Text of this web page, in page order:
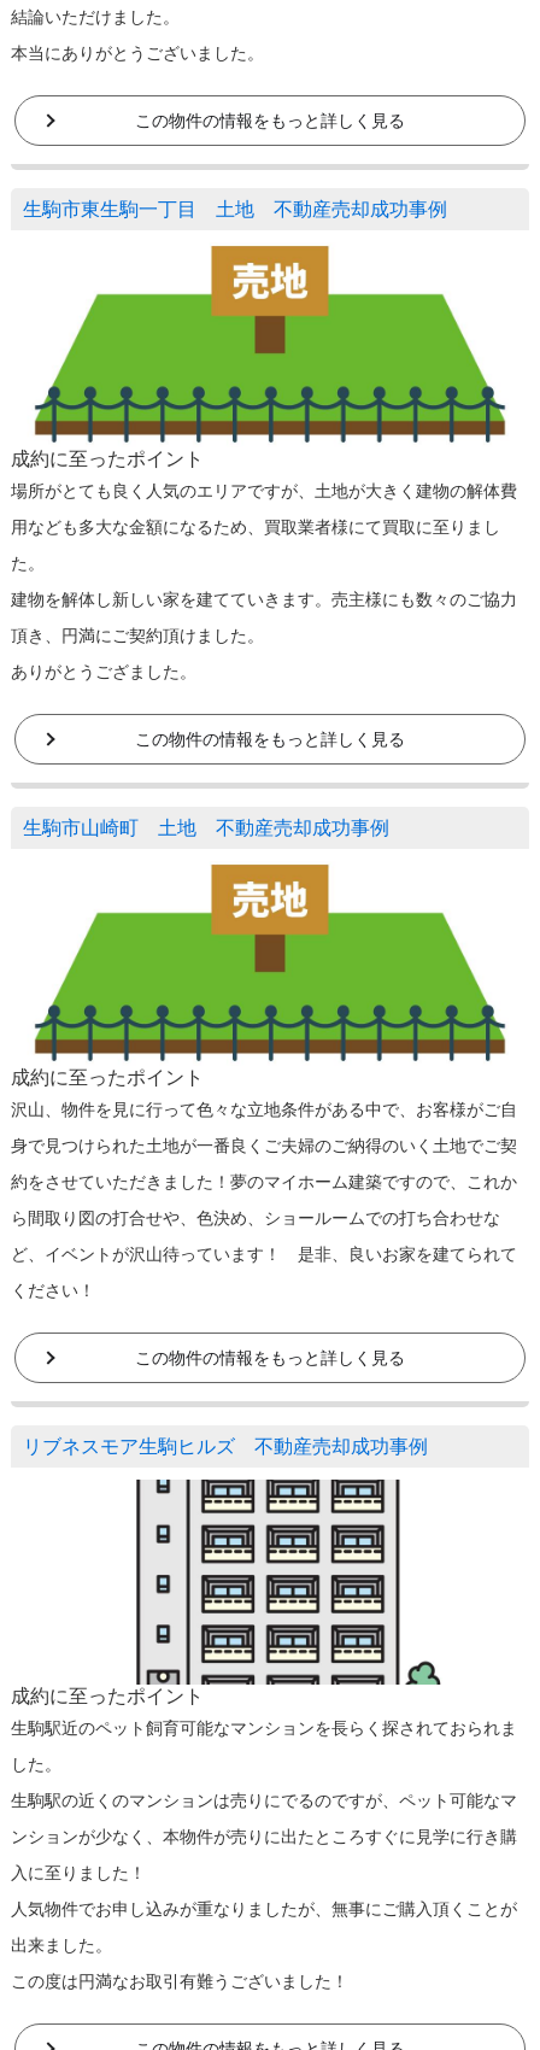
結論いただけました。
本当にありがとうございました。
この物件の情報をもっと詳しく見る
生駒市東生駒一丁目 土地 不動産売却成功事例
成約に至ったポイント
場所がとても良く人気のエリアですが、土地が大きく建物の解体費
用なども多大な金額になるため、買取業者様にて買取に至りまし
た。
建物を解体し新しい家を建てていきます。売主様にも数々のご協力
頂き、円満にご契約頂けました。
ありがとうござました。
この物件の情報をもっと詳しく見る
生駒市山崎町 土地 不動産売却成功事例
成約に至ったポイント
沢山、物件を見に行って色々な立地条件がある中で、お客様がご自
身で見つけられた土地が一番良くご夫婦のご納得のいく土地でご契
約をさせていただきました！夢のマイホーム建築ですので、これか
ら間取り図の打合せや、色決め、ショールームでの打ち合わせな
ど、イベントが沢山待っています！ 是非、良いお家を建てられて
ください！
この物件の情報をもっと詳しく見る
リブネスモア生駒ヒルズ 不動産売却成功事例
成約に至ったポイント
生駒駅近のペット飼育可能なマンションを長らく探されておられま
した。
生駒駅の近くのマンションは売りにでるのですが、ペット可能なマ
ンションが少なく、本物件が売りに出たところすぐに見学に行き購
入に至りました！
人気物件でお申し込みが重なりましたが、無事にご購入頂くことが
出来ました。
この度は円満なお取引有難うございました！